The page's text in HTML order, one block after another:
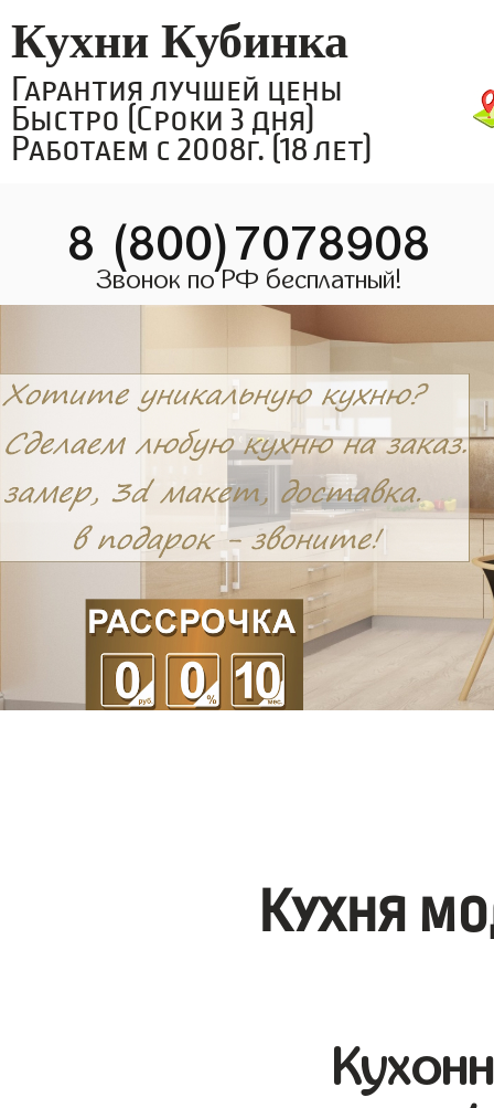
Кухни Кубинка
Гарантия лучшей цены
Быстро (Сроки 3 дня)
Работаем с 2008г. (18 лет)
8 (800)7078908
Звонок по РФ бесплатный!
Кухня